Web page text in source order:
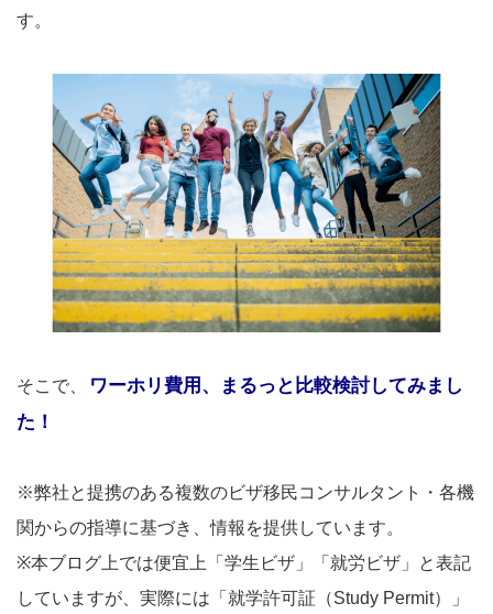
す。
そこで、
ワーホリ費用、まるっと比較検討してみまし
た！
※弊社と提携のある複数のビザ移民コンサルタント・各機
関からの指導に基づき、情報を提供しています。
※本ブログ上では便宜上「学生ビザ」「就労ビザ」と表記
していますが、実際には「就学許可証（Study Permit）」